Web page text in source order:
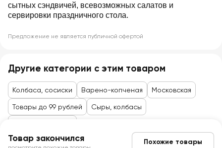
сытных сэндвичей, всевозможных салатов и
сервировки праздничного стола.
Предложение не является публичной офертой
Другие категории с этим товаром
Колбаса, сосиски Варено-копченая Московская
Товары до 99 рублей Сыры, колбасы
Товар закончился Похожие товары